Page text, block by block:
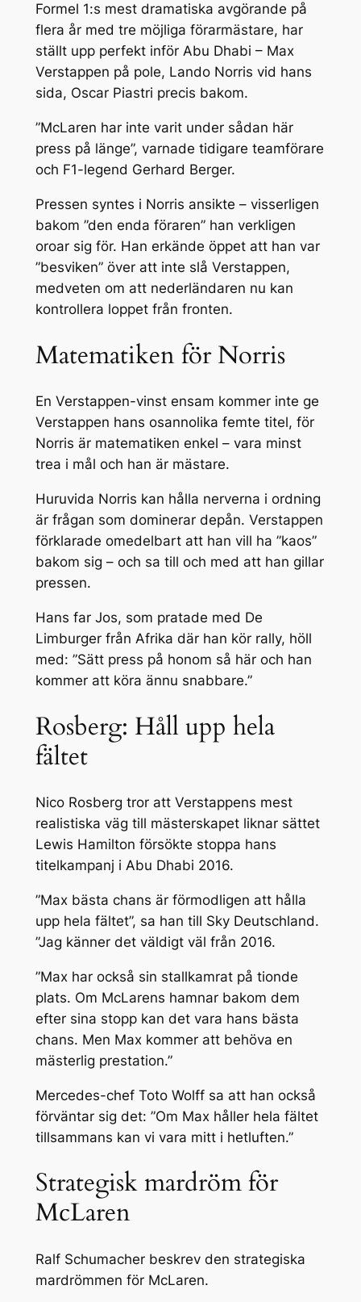
Formel 1:s mest dramatiska avgörande på
flera år med tre möjliga förarmästare, har
ställt upp perfekt inför Abu Dhabi – Max
Verstappen på pole, Lando Norris vid hans
sida, Oscar Piastri precis bakom.
”McLaren har inte varit under sådan här
press på länge”, varnade tidigare teamförare
och F1-legend Gerhard Berger.
Pressen syntes i Norris ansikte – visserligen
bakom ”den enda föraren” han verkligen
oroar sig för. Han erkände öppet att han var
”besviken” över att inte slå Verstappen,
medveten om att nederländaren nu kan
kontrollera loppet från fronten.
Matematiken för Norris
En Verstappen-vinst ensam kommer inte ge
Verstappen hans osannolika femte titel, för
Norris är matematiken enkel – vara minst
trea i mål och han är mästare.
Huruvida Norris kan hålla nerverna i ordning
är frågan som dominerar depån. Verstappen
förklarade omedelbart att han vill ha ”kaos”
bakom sig – och sa till och med att han gillar
pressen.
Hans far Jos, som pratade med De
Limburger från Afrika där han kör rally, höll
med: ”Sätt press på honom så här och han
kommer att köra ännu snabbare.”
Rosberg: Håll upp hela
fältet
Nico Rosberg tror att Verstappens mest
realistiska väg till mästerskapet liknar sättet
Lewis Hamilton försökte stoppa hans
titelkampanj i Abu Dhabi 2016.
”Max bästa chans är förmodligen att hålla
upp hela fältet”, sa han till Sky Deutschland.
”Jag känner det väldigt väl från 2016.
”Max har också sin stallkamrat på tionde
plats. Om McLarens hamnar bakom dem
efter sina stopp kan det vara hans bästa
chans. Men Max kommer att behöva en
mästerlig prestation.”
Mercedes-chef Toto Wolff sa att han också
förväntar sig det: ”Om Max håller hela fältet
tillsammans kan vi vara mitt i hetluften.”
Strategisk mardröm för
McLaren
Ralf Schumacher beskrev den strategiska
mardrömmen för McLaren.